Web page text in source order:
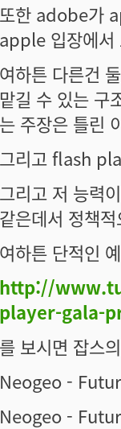
또한 adobe가
apple 입장에서
여하튼 다른건
맡길 수 있는 구
는 주장은 틀린
그리고 flash
그리고 저 능력
같은데서 정책
여하튼 단적인
http://
player-gala-
를 보시면 잡스
Neogeo -
Neogeo -